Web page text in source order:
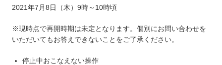
2021年7月8日（木）9時～10時頃
※現時点で再開時期は未定となります。個別にお問い合わせを
いただいてもお答えできないことをご了承ください。
停止中おこなえない操作